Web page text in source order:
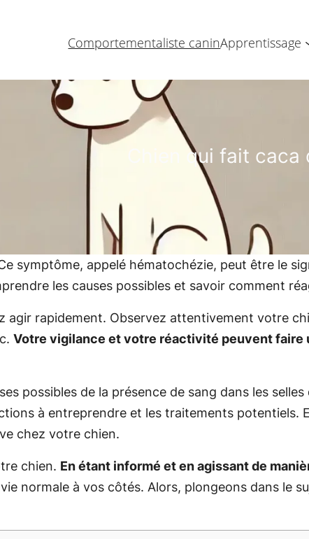
Comportementaliste caninApprentissage
Chien qui fait
symptôme, appelé hématochézie, peut être le
les causes possibles et savoir comment
agir rapidement. Observez attentivement votre
Votre vigilance et votre réactivité peuvent faire
possibles de la présence de sang dans les
à entreprendre et les traitements potentiels.
chez votre chien.
chien. En étant informé et en agissant de
normale à vos côtés. Alors, plongeons dans le